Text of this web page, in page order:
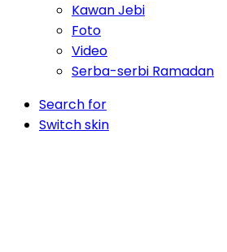
Kawan Jebi
Foto
Video
Serba-serbi Ramadan
Search for
Switch skin